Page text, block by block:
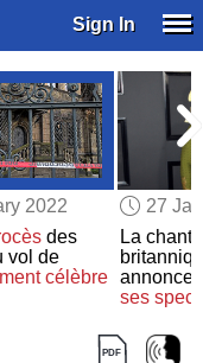
Sign In
2022
des
vol de
célèbre
27
La
annonce
ses